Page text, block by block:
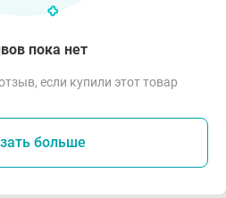
пока нет
если купили этот товар
больше